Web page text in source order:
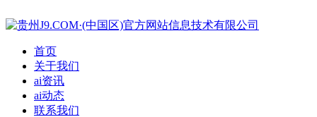
首页
关于我们
ai资讯
ai动态
联系我们